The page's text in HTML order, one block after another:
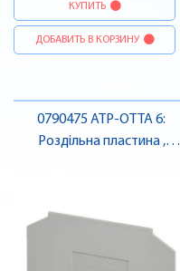
КУПИТЬ
ДОБАВИТЬ В КОРЗИНУ
0790475 ATP-OTTA 6:
Роздільна пластина ,